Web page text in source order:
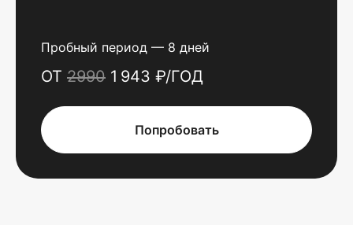
Пробный период — 8 дней
ОТ 2990 1 943 ₽/ГОД
Попробовать